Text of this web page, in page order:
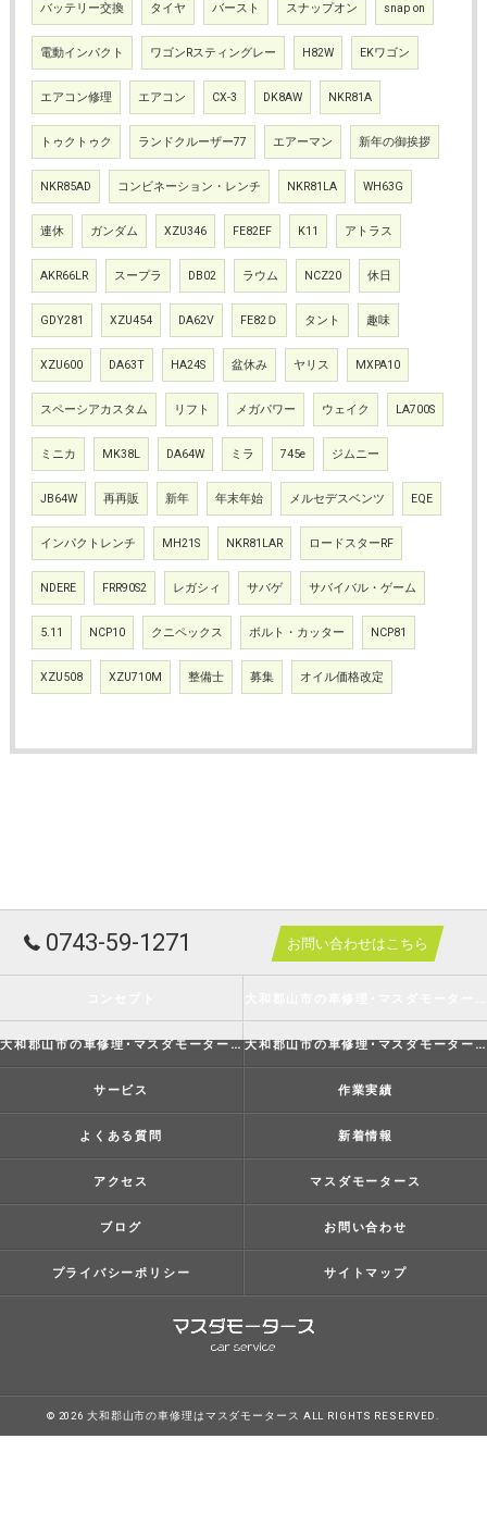
バッテリー交換 タイヤ バースト スナップオン snap on
電動インパクト ワゴンRスティングレー H82W EKワゴン
エアコン修理 エアコン CX-3 DK8AW NKR81A
トゥクトゥク ランドクルーザー77 エアーマン 新年の御挨拶
NKR85AD コンビネーション・レンチ NKR81LA WH63G
連休 ガンダム XZU346 FE82EF K11 アトラス
AKR66LR スープラ DB02 ラウム NCZ20 休日
GDY281 XZU454 DA62V FE82Ｄ タント 趣味
XZU600 DA63T HA24S 盆休み ヤリス MXPA10
スペーシアカスタム リフト メガパワー ウェイク LA700S
ミニカ MK38L DA64W ミラ 745e ジムニー
JB64W 再再販 新年 年末年始 メルセデスベンツ EQE
インパクトレンチ MH21S NKR81LAR ロードスターRF
NDERE FRR90S2 レガシィ サバゲ サバイバル・ゲーム
5.11 NCP10 クニペックス ボルト・カッター NCP81
XZU508 XZU710M 整備士 募集 オイル価格改定
0743-59-1271 お問い合わせはこちら
大和郡山市の車修理･マスダモータースの評判 大和郡山市の車修理･マスダモータースのお客様の声
サービス 作業実績
よくある質問 新着情報
アクセス マスダモータース
ブログ お問い合わせ
プライバシーポリシー サイトマップ
© 2026 大和郡山市の車修理はマスダモータース ALL RIGHTS RESERVED.